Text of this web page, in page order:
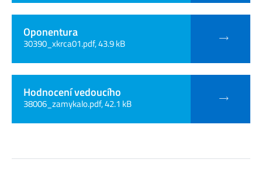
Oponentura
30390_xkrca01.pdf, 43.9 kB
Hodnocení vedoucího
38006_zamykalo.pdf, 42.1 kB